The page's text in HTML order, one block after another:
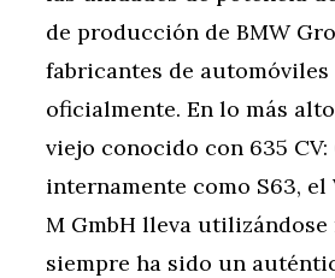
de producción de BMW
fabricantes de
oficialmente. En lo más
viejo conocido con 635
internamente como S63, el
M GmbH lleva utilizándose
siempre ha sido un